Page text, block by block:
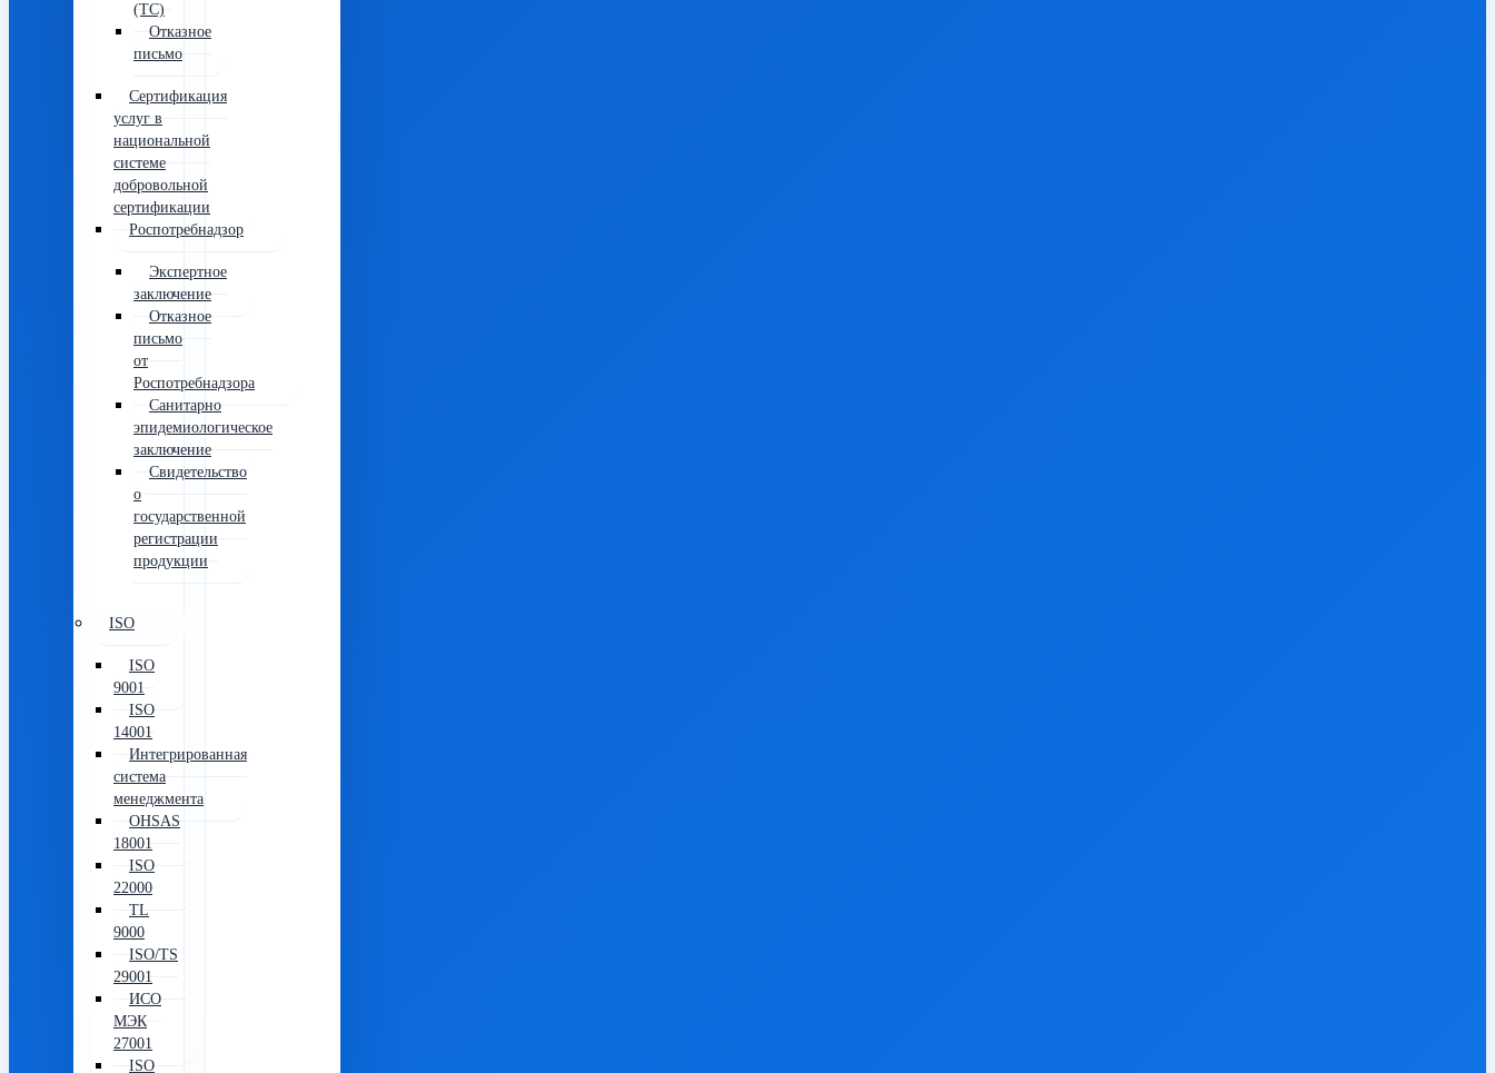
(ТС)
Отказное
письмо
Сертификация
услуг в
национальной
системе
добровольной
сертификации
Роспотребнадзор
Экспертное
заключение
Отказное
письмо
от
Роспотребнадзора
Санитарно
эпидемиологическое
заключение
Свидетельство
о
государственной
регистрации
продукции
ISO
ISO
9001
ISO
14001
Интегрированная
система
менеджмента
OHSAS
18001
ISO
22000
TL
9000
ISO/TS
29001
ИСО
МЭК
27001
ISO